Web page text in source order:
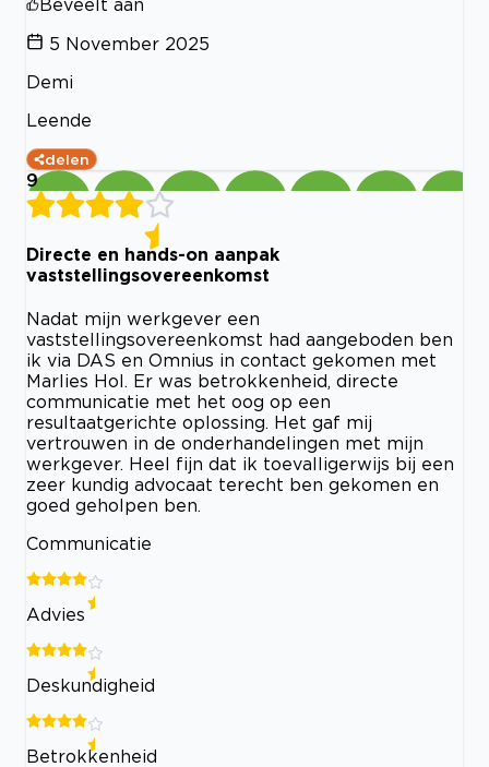
Beveelt aan
5 November 2025
Demi
Leende
delen
9
Directe en hands-on aanpak
vaststellingsovereenkomst
Nadat mijn werkgever een
vaststellingsovereenkomst had aangeboden ben
ik via DAS en Omnius in contact gekomen met
Marlies Hol. Er was betrokkenheid, directe
communicatie met het oog op een
resultaatgerichte oplossing. Het gaf mij
vertrouwen in de onderhandelingen met mijn
werkgever. Heel fijn dat ik toevalligerwijs bij een
zeer kundig advocaat terecht ben gekomen en
goed geholpen ben.
Communicatie
Advies
Deskundigheid
Betrokkenheid